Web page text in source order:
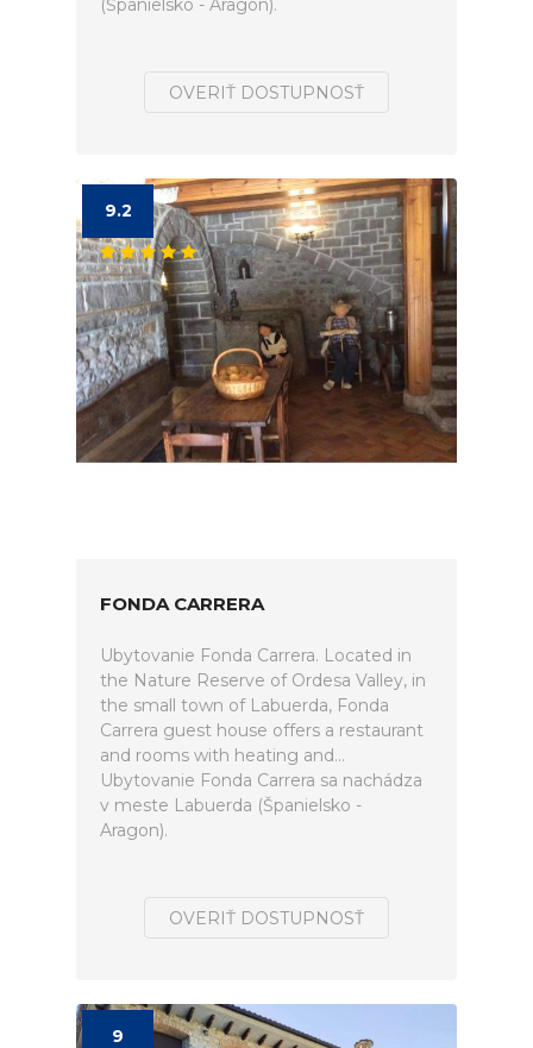
(Španielsko - Aragon).
OVERIŤ DOSTUPNOSŤ
9.2
FONDA CARRERA
Ubytovanie Fonda Carrera. Located in
the Nature Reserve of Ordesa Valley, in
the small town of Labuerda, Fonda
Carrera guest house offers a restaurant
and rooms with heating and...
Ubytovanie Fonda Carrera sa nachádza
v meste Labuerda (Španielsko -
Aragon).
OVERIŤ DOSTUPNOSŤ
9